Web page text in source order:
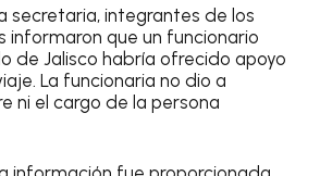
secretaria, integrantes de los
informaron que un funcionario
de Jalisco habría ofrecido apoyo
La funcionaria no dio a
ni el cargo de la persona